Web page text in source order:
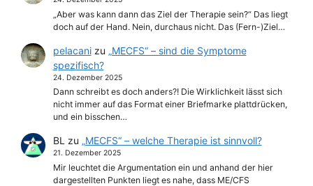
„Aber was kann dann das Ziel der Therapie sein?“ Das liegt
doch auf der Hand. Nein, durchaus nicht. Das (Fern-)Ziel…
pelacanizu „MECFS“ – sind die Symptome
spezifisch?
24. Dezember 2025
Dann schreibt es doch anders?! Die Wirklichkeit lässt sich
nicht immer auf das Format einer Briefmarke plattdrücken,
und ein bisschen…
BL zu „MECFS“ – welche Therapie ist sinnvoll?
21. Dezember 2025
Mir leuchtet die Argumentation ein und anhand der hier
dargestellten Punkten liegt es nahe, dass ME/CFS